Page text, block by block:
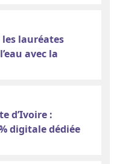
lauréates
avec la
d’Ivoire :
digitale dédiée